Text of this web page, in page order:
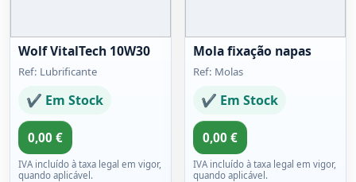
Wolf VitalTech 10W30
Ref: Lubrificante
✔ Em Stock
0,00 €
IVA incluído à taxa legal em vigor,
quando aplicável.
Mola fixação napas
Ref: Molas
✔ Em Stock
0,00 €
IVA incluído à taxa legal em vigor,
quando aplicável.